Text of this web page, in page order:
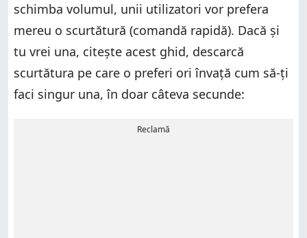
schimba volumul, unii utilizatori vor prefera
mereu o scurtătură (comandă rapidă). Dacă și
tu vrei una, citește acest ghid, descarcă
scurtătura pe care o preferi ori învață cum să-ți
faci singur una, în doar câteva secunde:
Reclamă